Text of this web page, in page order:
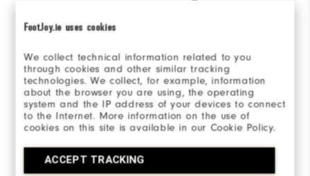
FootJoy.ie uses cookies
We collect technical information related to you
through cookies and other similar tracking
technologies. We collect, for example, information
about the browser you are using, the operating
system and the IP address of your devices to connect
to the Internet. More information on the use of
cookies on this site is available in our Cookie Policy.
ACCEPT TRACKING
Based on 27 Review(s)